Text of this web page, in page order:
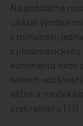
Na podstatné
ukázal výrobce
v minulosti,
z
kontinentu nebo
testech
vážné a
protirameru [17].